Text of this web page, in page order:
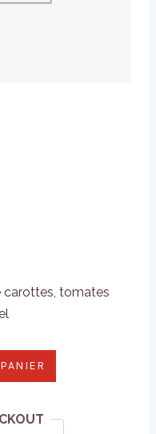
carottes, tomates